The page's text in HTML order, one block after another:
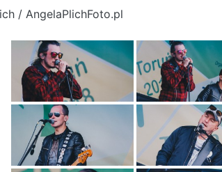
/ AngelaPlichFoto.pl